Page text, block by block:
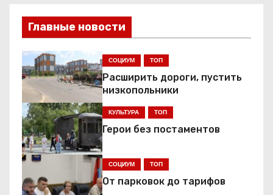
г
а
ц
и
я
п
Главные новости
СОЦИУМ ТОП
Расширить дороги, пустить
низкопольники
КУЛЬТУРА ТОП
Герои без постаментов
СОЦИУМ ТОП
От парковок до тарифов